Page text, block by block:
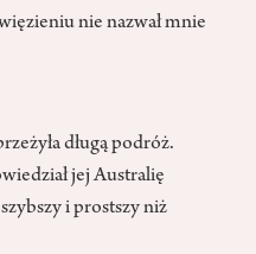
nie nazwał mnie
długą podróż.
jej Australię
i prostszy niż